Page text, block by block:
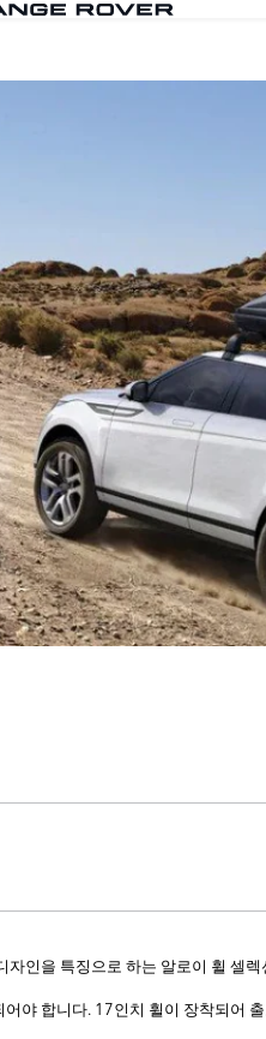
자인을 특징으로 하는 알로이 휠 셀
야 합니다. 17인치 휠이 장착되어